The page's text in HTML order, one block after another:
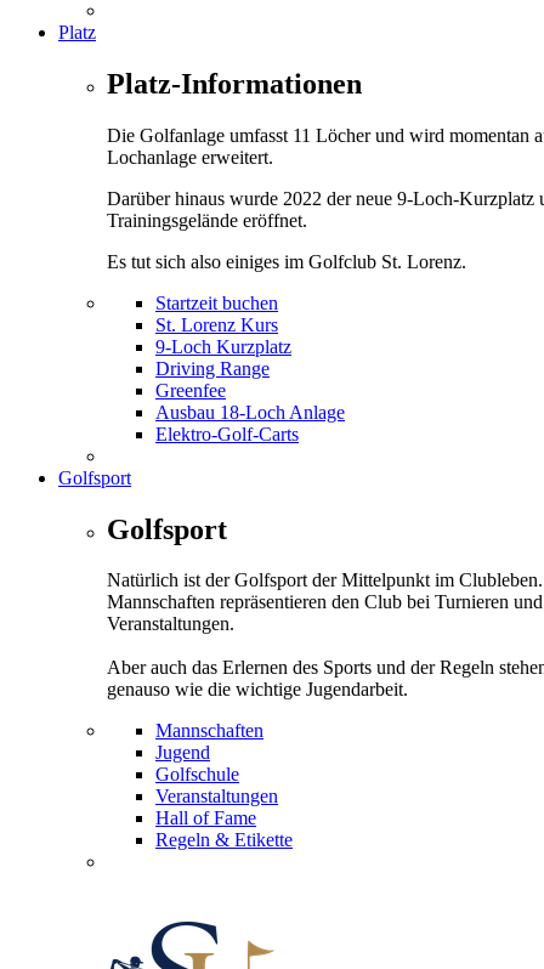
Platz
Platz-Informationen
Die Golfanlage umfasst 11 Löcher und wird momentan
Lochanlage erweitert.
Darüber hinaus wurde 2022 der neue 9-Loch-Kurzplatz
Trainingsgelände eröffnet.
Es tut sich also einiges im Golfclub St. Lorenz.
Startzeit buchen
St. Lorenz Kurs
9-Loch Kurzplatz
Driving Range
Greenfee
Ausbau 18-Loch Anlage
Elektro-Golf-Carts
Golfsport
Golfsport
Natürlich ist der Golfsport der Mittelpunkt im
Mannschaften repräsentieren den Club bei Turnieren und
Veranstaltungen.
Aber auch das Erlernen des Sports und der Regeln
genauso wie die wichtige Jugendarbeit.
Mannschaften
Jugend
Golfschule
Veranstaltungen
Hall of Fame
Regeln & Etikette